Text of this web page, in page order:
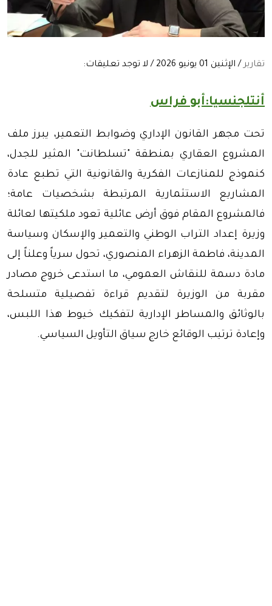
تقارير/ الإثنين 01 يونيو 2026 / لا توجد تعليقات:
أنتلجنسيا:أبو فراس
تحت مجهر القانون الإداري وضوابط التعمير، يبرز ملف
المشروع العقاري بمنطقة "تسلطانت" المثير للجدل،
كنموذج للمنازعات الفكرية والقانونية التي تطبع عادة
المشاريع الاستثمارية المرتبطة بشخصيات عامة؛
فالمشروع المقام فوق أرض عائلية تعود ملكيتها لعائلة
وزيرة إعداد التراب الوطني والتعمير والإسكان وسياسة
المدينة، فاطمة الزهراء المنصوري، تحول سرياً وعلناً إلى
مادة دسمة للنقاش العمومي، ما استدعى خروج مصادر
مقربة من الوزيرة لتقديم قراءة تفصيلية متسلحة
بالوثائق والمساطر الإدارية لتفكيك خيوط هذا اللبس،
وإعادة ترتيب الوقائع خارج سياق التأويل السياسي.